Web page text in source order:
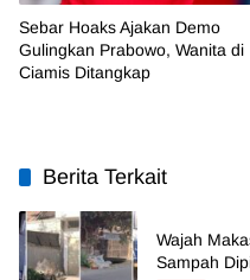
Sebar Hoaks Ajakan Demo
Gulingkan Prabowo, Wanita di
Ciamis Ditangkap
Berita Terkait
Wajah
Sampah